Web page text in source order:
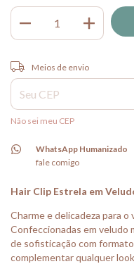
Entregas para o CEP:
Meios de envio
Não sei meu CEP
WhatsApp Humanizado
fale comigo
Hair Clip Estrela em
Charme e delicadeza para o
Confeccionadas em veludo
de sofisticação com
complementar qualquer